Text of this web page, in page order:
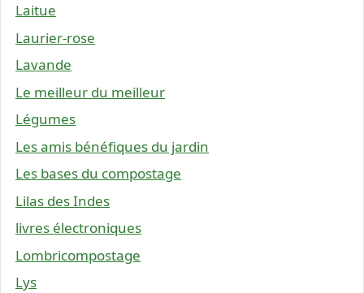
Laitue
Laurier-rose
Lavande
Le meilleur du meilleur
Légumes
Les amis bénéfiques du jardin
Les bases du compostage
Lilas des Indes
livres électroniques
Lombricompostage
Lys